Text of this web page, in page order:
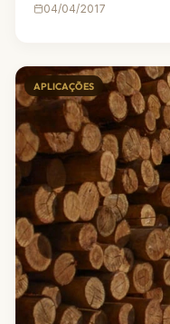
04/04/2017
APLICAÇÕES